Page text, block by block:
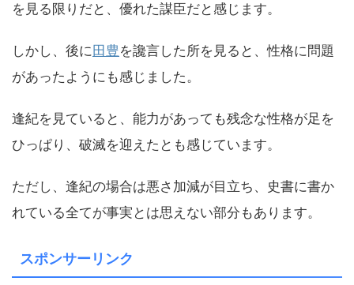
を見る限りだと、優れた謀臣だと感じます。
しかし、後に田豊を讒言した所を見ると、性格に問題
があったようにも感じました。
逢紀を見ていると、能力があっても残念な性格が足を
ひっぱり、破滅を迎えたとも感じています。
ただし、逢紀の場合は悪さ加減が目立ち、史書に書か
れている全てが事実とは思えない部分もあります。
スポンサーリンク